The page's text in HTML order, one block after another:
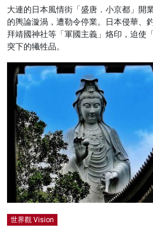
大連的日本風情街「盛唐．小京都」開
的輿論漩渦，遭勒令停業。日本侵華、
拜靖國神社等「軍國主義」烙印，迫使
突下的犧牲品。
世界觀 Vision